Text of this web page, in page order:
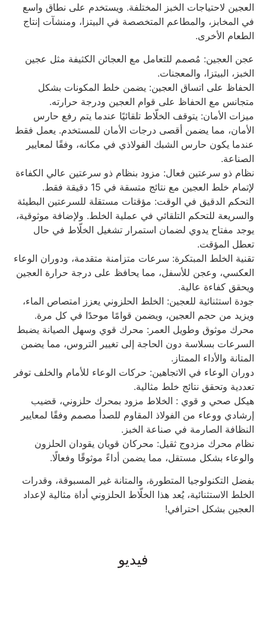
فيديو
العجين لاحتياجات الخبز المختلفة. ويستخدم على نطاق واسع
في المخابز، والمطاعم المتخصصة في البيتزا، ومنشآت إنتاج
الطعام الأخرى.
عجن العجين: مُصمم للتعامل مع العجائن الكثيفة مثل عجين
الخبز، البيتزا، والمعجنات.
الحفاظ على اتساق العجين: يضمن خلط المكونات بشكل
متجانس مع الحفاظ على قوام العجين ودرجة حرارته.
ميزات الأمان: يتوقف الخلّاط تلقائيًا عندما يتم رفع حارس
الأمان، مما يضمن أقصى درجات الأمان للمستخدم. يعمل فقط
عندما يكون حارس الشبك الفولاذي في مكانه، وفقًا لمعايير
الصناعة.
نظام ذو سرعتين فعال: مزود بنظام ذو سرعتين عالي الكفاءة
لإتمام خلط العجين مع نتائج متسقة في 15 دقيقة فقط.
التحكم الدقيق في الوقت: مؤقتات مستقلة للسرعتين البطيئة
والسريعة للتحكم التلقائي في عملية الخلط. ولإضافة موثوقية،
يوجد مفتاح يدوي لضمان استمرار تشغيل الخلّاط في حال
تعطل المؤقت.
تقنية الخلط المبتكرة: سرعات متزامنة متقدمة، ودوران الوعاء
العكسي، وعجن للأسفل، مما يحافظ على درجة حرارة العجين
ويحقق كفاءة عالية.
جودة استثنائية للعجين: الخلط الحلزوني يعزز امتصاص الماء،
ويزيد من حجم العجين، ويضمن قوامًا موحدًا في كل مرة.
محرك موثوق وطويل العمر: محرك قوي وسهل الصيانة يضبط
السرعات بسلاسة دون الحاجة إلى تغيير التروس، مما يضمن
المتانة والأداء الممتاز.
دوران الوعاء في الاتجاهين: حركات الوعاء للأمام والخلف توفر
تعددية وتحقق نتائج خلط مثالية.
هيكل صحي و قوي : الخلاط مزود بمحرك حلزوني، قضيب
إرشادي ووعاء من الفولاذ المقاوم للصدأ مصمم وفقًا لمعايير
النظافة الصارمة في صناعة الخبز.
نظام محرك مزدوج ثقيل: محركان قويان يقودان الحلزون
والوعاء بشكل مستقل، مما يضمن أداءً موثوقًا وفعالًا.
بفضل التكنولوجيا المتطورة، والمتانة غير المسبوقة، وقدرات
الخلط الاستثنائية، يُعد هذا الخلّاط الحلزوني أداة مثالية لإعداد
العجين بشكل احترافي!